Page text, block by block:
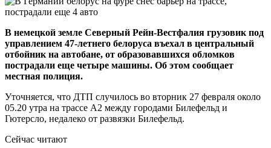
В немецкой земле Северный Рейн-Вестфалия грузовик под
управлением 47-летнего белоруса въехал в центральный
отбойник на автобане, от образовавшихся обломков
пострадали еще четыре машины. Об этом сообщает
местная полиция.
Уточняется, что ДТП случилось во вторник 27 февраля около
05.20 утра на трассе А2 между городами Билефельд и
Гютерсло, недалеко от развязки Билефельд.
Сейчас читают